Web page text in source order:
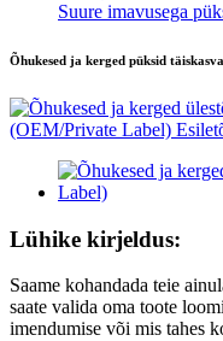
Suure imavusega
Õhukesed ja kerged püksid
Lühike kirjeldus:
Saame kohandada teie
saate valida oma toote
imendumise või mis tahes